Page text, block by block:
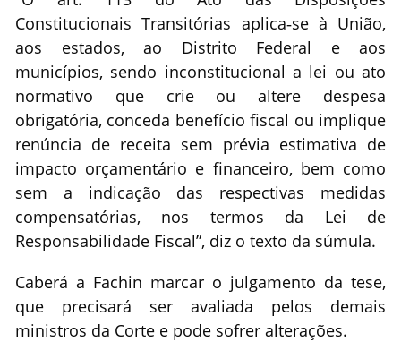
Constitucionais Transitórias aplica‐se à União,
aos estados, ao Distrito Federal e aos
municípios, sendo inconstitucional a lei ou ato
normativo que crie ou altere despesa
obrigatória, conceda benefício fiscal ou implique
renúncia de receita sem prévia estimativa de
impacto orçamentário e financeiro, bem como
sem a indicação das respectivas medidas
compensatórias, nos termos da Lei de
Responsabilidade Fiscal”, diz o texto da súmula.
Caberá a Fachin marcar o julgamento da tese,
que precisará ser avaliada pelos demais
ministros da Corte e pode sofrer alterações.